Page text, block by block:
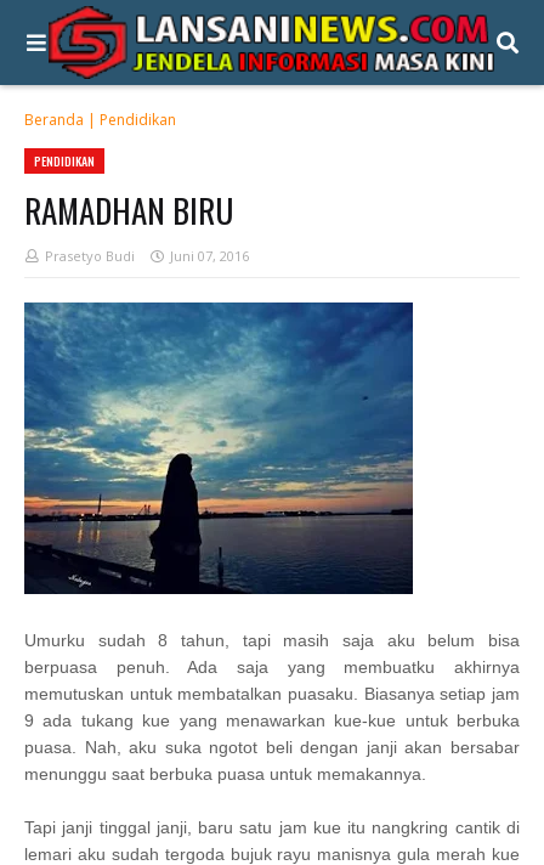
Beranda | Pendidikan
PENDIDIKAN
RAMADHAN BIRU
Prasetyo Budi Juni 07, 2016
Umurku sudah 8 tahun, tapi masih saja aku belum bisa
berpuasa penuh. Ada saja yang membuatku akhirnya
memutuskan untuk membatalkan puasaku. Biasanya setiap jam
9 ada tukang kue yang menawarkan kue-kue untuk berbuka
puasa. Nah, aku suka ngotot beli dengan janji akan bersabar
menunggu saat berbuka puasa untuk memakannya.
Tapi janji tinggal janji, baru satu jam kue itu nangkring cantik di
lemari aku sudah tergoda bujuk rayu manisnya gula merah kue